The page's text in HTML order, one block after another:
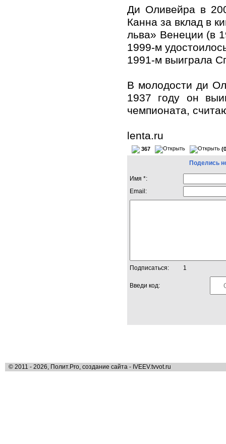
Ди Оливейра в
Канна за вклад в
льва» Венеции (в
1999-м
1991-м выиграла
В молодости ди
1937 году он
чемпионата,
lenta.ru
367
Поделись
Имя *:
Email:
Подписаться: 1
Введи код:
© 2011 - 2026, Полит.Pro, создание сайта - IVEEV.tvvot.ru